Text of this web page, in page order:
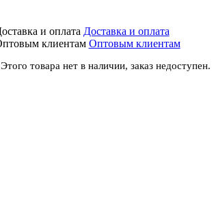
Доставка и оплата
Оптовым клиентам
Этого товара нет в наличии, заказ недоступен.